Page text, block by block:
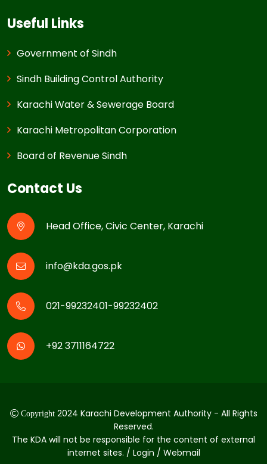
Useful Links
Government of Sindh
Sindh Building Control Authority
Karachi Water & Sewerage Board
Karachi Metropolitan Corporation
Board of Revenue Sindh
Contact Us
Head Office, Civic Center, Karachi
info@kda.gos.pk
021-99232401-99232402
+92 3711164722
Copyright2024 Karachi Development Authority - All Rights
Reserved.
The KDA will not be responsible for the content of external
internet sites. / Login / Webmail